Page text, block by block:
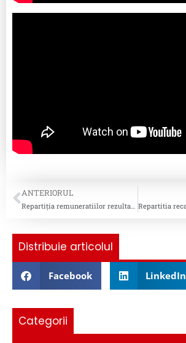
ANTERIORUL
Distribuie articolul
Facebook LinkedIn
Categorii